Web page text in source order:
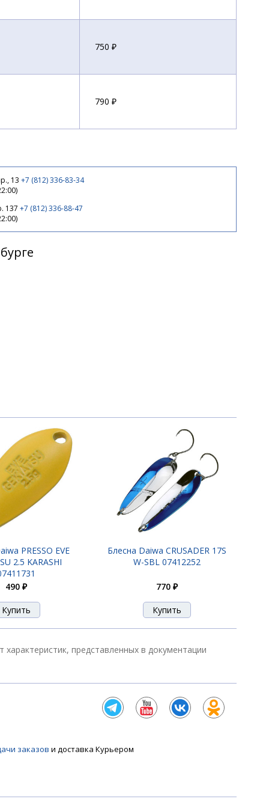
750 ₽
790 ₽
13+7 (812) 336-83-34
137+7 (812) 336-88-47
PRESSO EVE
2.5 KARASHI
490 ₽
Блесна Daiwa CRUSADER 17S
W-SBL 07412252
770 ₽
представленных в документации
заказов и доставка Курьером